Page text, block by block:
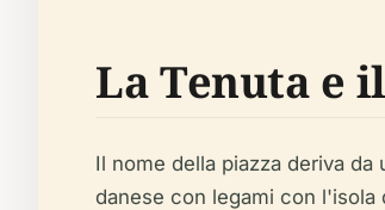
La Tenuta e
Il nome della piazza deriva
danese con legami con l'isola